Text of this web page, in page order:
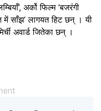
अर्को फिल्म ‘बजरंगी
में साँझ’ लागयत हिट छन् । यी
अवार्ड जितेका छन् ।